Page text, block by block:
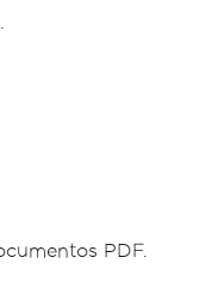
PDF.